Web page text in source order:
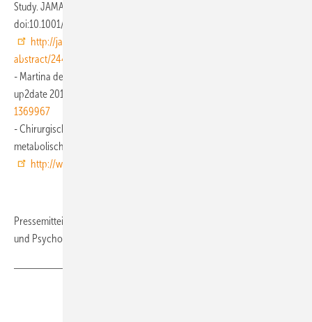
Study. JAMA Surg 2016;151(3):226-232.
doi:10.1001/jamasurg.2015.3414. http://
http://jamanetwork.com/journals/jamasurgery/article-
abstract/2448916
- Martina de Zwaan, Astrid Müller. Therapie der Adipositas. PSYCH
up2date 2014. doi: http://
1369967
- Chirurgische Arbeitsgemeinschaft Adipositastherapie und
metabolische Chirurgie (CAADIP) der DGAV: http://
http://www.dgav.de/arbeitsgemeinschaften/caadip.html
Pressemitteilung Deutscher Kongress für Psychosomatische Medizin
und Psychotherapie, Stuttgart